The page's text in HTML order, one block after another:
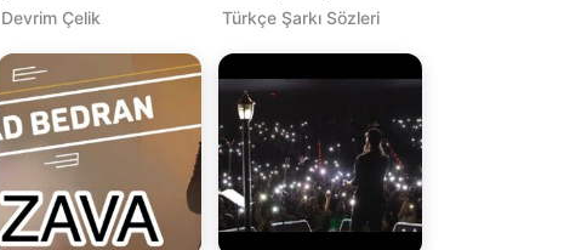
Devrim Çelik
Türkçe Şarkı Sözleri